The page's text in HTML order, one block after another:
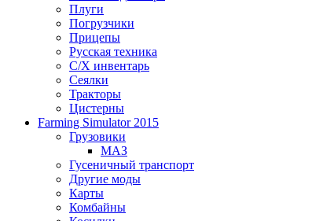
Плуги
Погрузчики
Прицепы
Русская техника
С/Х инвентарь
Сеялки
Тракторы
Цистерны
Farming Simulator 2015
Грузовики
МАЗ
Гусеничный транспорт
Другие моды
Карты
Комбайны